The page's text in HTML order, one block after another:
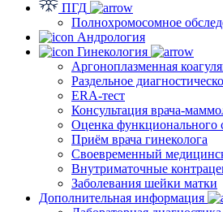
ПГД
Полнохромосомное
Андрология
Гинекология
Аргоноплазменная
Раздельное
ERA-тест
Консультация врача-
Оценка функционального
Приём врача гинеколога
Своевременный
Внутриматочные
Заболевания шейки матки
Дополнительная информация